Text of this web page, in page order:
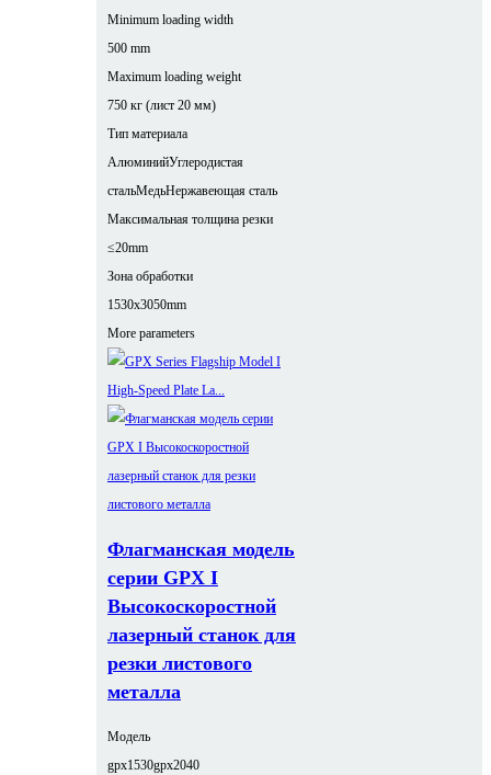
Minimum loading width
500 mm
Maximum loading weight
750 кг (лист 20 мм)
Тип материала
АлюминийУглеродистая
стальМедьНержавеющая сталь
Максимальная толщина резки
≤20mm
Зона обработки
1530x3050mm
More parameters
Флагманская модель
серии GPX I
Высокоскоростной
лазерный станок для
резки листового
металла
Модель
gpx1530gpx2040